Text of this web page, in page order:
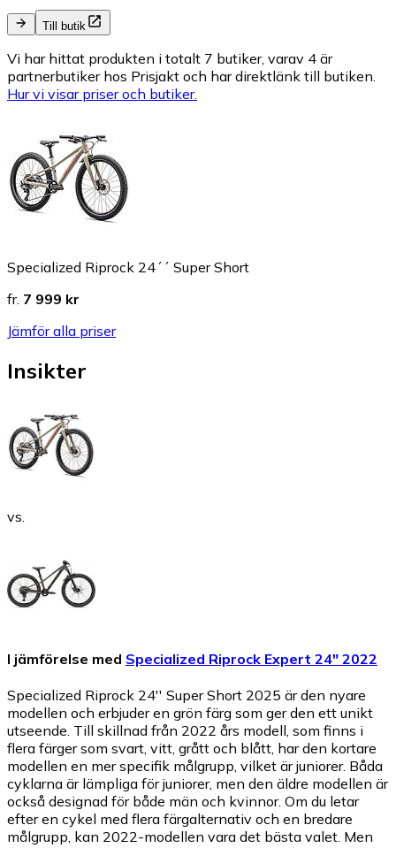
Till butik
Vi har hittat produkten i totalt 7 butiker, varav 4 är
partnerbutiker hos Prisjakt och har direktlänk till butiken.
Hur vi visar priser och butiker.
Specialized Riprock 24´´ Super Short
fr. 7 999 kr
Jämför alla priser
Insikter
vs.
I jämförelse med Specialized Riprock Expert 24" 2022
Specialized Riprock 24'' Super Short 2025 är den nyare
modellen och erbjuder en grön färg som ger den ett unikt
utseende. Till skillnad från 2022 års modell, som finns i
flera färger som svart, vitt, grått och blått, har den kortare
modellen en mer specifik målgrupp, vilket är juniorer. Båda
cyklarna är lämpliga för juniorer, men den äldre modellen är
också designad för både män och kvinnor. Om du letar
efter en cykel med flera färgalternativ och en bredare
målgrupp, kan 2022-modellen vara det bästa valet. Men